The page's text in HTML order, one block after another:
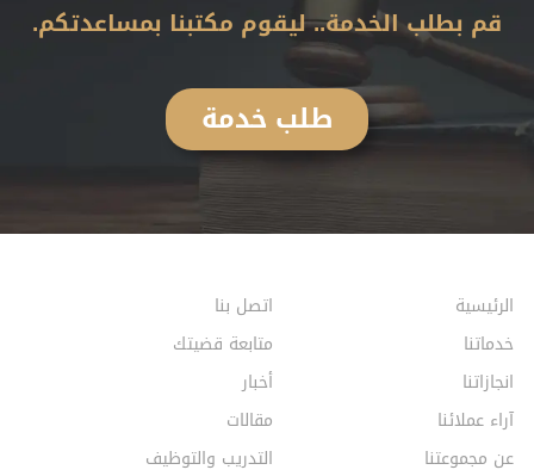
قم بطلب الخدمة.. ليقوم مكتبنا بمساعدتكم.
طلب خدمة
الرئيسية
خدماتنا
انجازاتنا
آراء عملائنا
عن مجموعتنا
اتصل بنا
متابعة قضيتك
أخبار
مقالات
التدريب والتوظيف